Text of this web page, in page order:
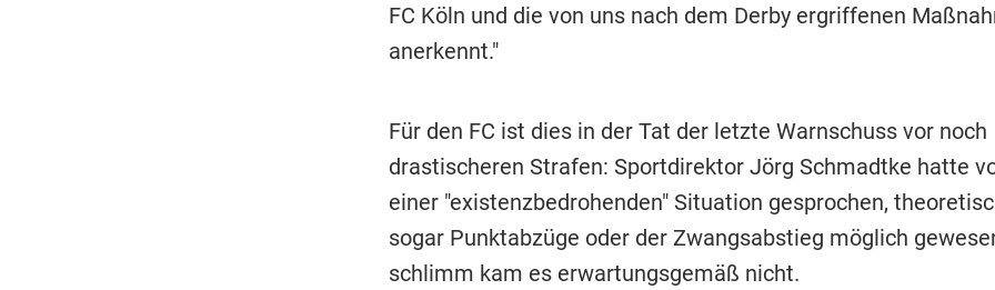
FC Köln und die von uns nach dem Derby ergriffenen
anerkennt."
Für den FC ist dies in der Tat der letzte Warnschuss vor noch
drastischeren Strafen: Sportdirektor Jörg Schmadtke hatte
einer "existenzbedrohenden" Situation gesprochen,
sogar Punktabzüge oder der Zwangsabstieg möglich
schlimm kam es erwartungsgemäß nicht.